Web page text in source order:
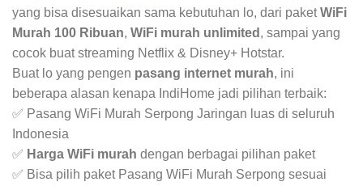
yang bisa disesuaikan sama kebutuhan lo, dari paketWiFi
Murah 100 Ribuan, WiFi murah unlimited , sampai yang
cocok buat streaming Netflix & Disney+ Hotstar.
Buat lo yang pengen pasang internet murah, ini
beberapa alasan kenapa IndiHome jadi pilihan terbaik:
✅ Pasang WiFi Murah Serpong Jaringan luas di seluruh
Indonesia
✅ Harga WiFi murah dengan berbagai pilihan paket
✅ Bisa pilih paket Pasang WiFi Murah Serpong sesuai